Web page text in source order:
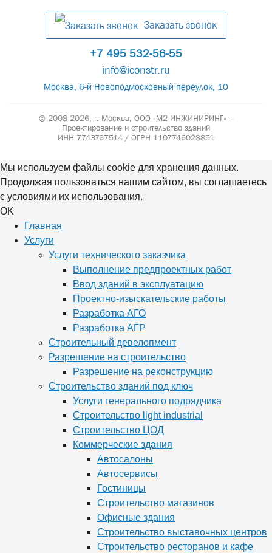
Заказать звонок
+7 495 532-56-55
info@iconstr.ru
Москва, 6-й Новоподмосковный переулок, 10
© 2008-2026, г. Москва, ООО «М2 ИНЖИНИРИНГ» --
Проектирование и строительство зданий
ИНН 7743767514 / ОГРН 1107746028851
Мы используем файлы cookie для хранения данных.
Продолжая пользоваться нашим сайтом, вы соглашаетесь
с условиями их использования.
OK
Главная
Услуги
Услуги технического заказчика
Выполнение предпроектных работ
Ввод зданий в эксплуатацию
Проектно-изыскательские работы
Разработка АГО
Разработка АГР
Строительный девелопмент
Разрешение на строительство
Разрешение на реконструкцию
Строительство зданий под ключ
Услуги генерального подрядчика
Строительство light industrial
Строительство ЦОД
Коммерческие здания
Автосалоны
Автосервисы
Гостиницы
Строительство магазинов
Офисные здания
Строительство выставочных центров
Строительство ресторанов и кафе